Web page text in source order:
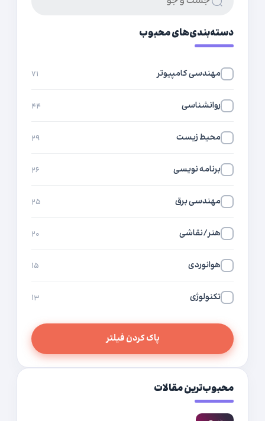
دسته‌بندی‌های محبوب
مهندسی کامپیوتر ۷۱
روانشناسی ۴۴
محیط زیست ۲۹
برنامه نویسی ۲۶
مهندسی برق ۲۵
هنر/نقاشی ۲۰
هوانوردی ۱۵
تکنولوژی ۱۳
پاک کردن فیلتر
محبوب‌ترین مقالات